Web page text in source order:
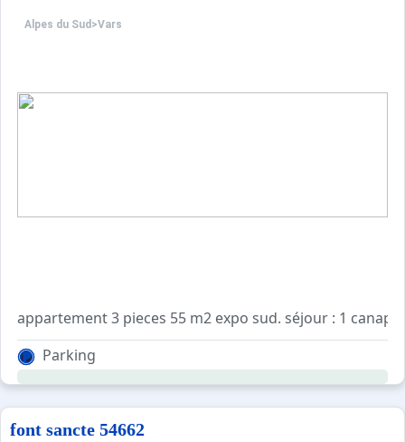
Alpes du Sud >Vars
appartement 3 pieces 55 m2 expo sud. séjour : 1
Parking
font sancte 54662